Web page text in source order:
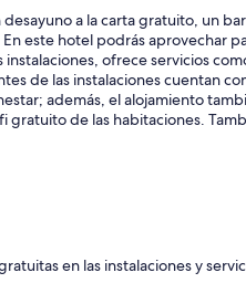
a la carta gratuito, un
este hotel podrás aprovechar
ofrece servicios
de las instalaciones cuentan
además, el alojamiento
gratuito de las habitaciones.
en las instalaciones y